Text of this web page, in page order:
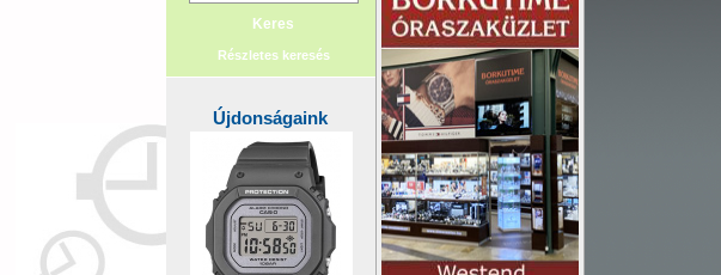
Részletes keresés
Újdonságaink